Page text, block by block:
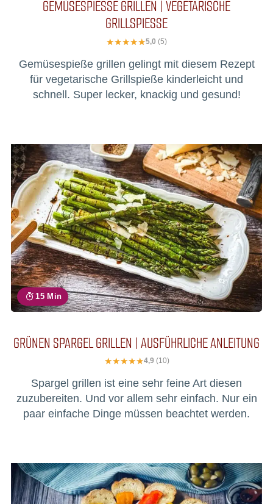
GEMÜSESPIESSE GRILLEN | VEGETARISCHE G
RILLSPIESSE
5,0 (5)
Gemüsespieße grillen gelingt mit diesem Rezept
für vegetarische Grillspieße kinderleicht und
schnell. Super lecker, knackig und gesund!
15 Min
GRÜNEN SPARGEL GRILLEN | AUSFÜHRLICHE ANLEITUNG
4,9 (10)
Spargel grillen ist eine sehr feine Art diesen
zuzubereiten. Und vor allem sehr einfach. Nur ein
paar einfache Dinge müssen beachtet werden.